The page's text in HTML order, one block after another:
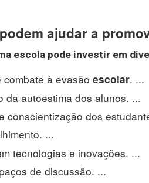
ajudar a
escola pode investir em
à evasão escolar. ...
da autoestima dos alunos. ...
conscientização dos
...
tecnologias e inovações. ...
de discussão. ...